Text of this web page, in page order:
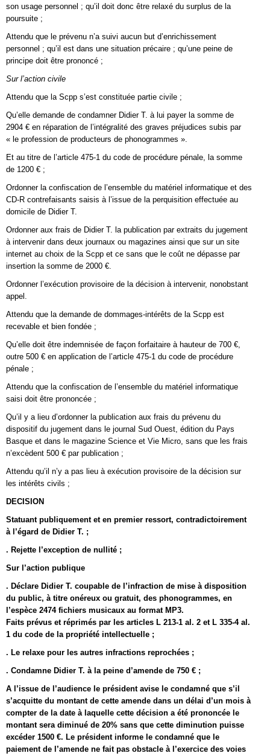
son usage personnel ; qu’il doit donc être relaxé du surplus de la
poursuite ;
Attendu que le prévenu n’a suivi aucun but d’enrichissement
personnel ; qu’il est dans une situation précaire ; qu’une peine de
principe doit être prononcé ;
Sur l’action civile
Attendu que la Scpp s’est constituée partie civile ;
Qu’elle demande de condamner Didier T. à lui payer la somme de
2904 € en réparation de l’intégralité des graves préjudices subis par
« le profession de producteurs de phonogrammes ».
Et au titre de l’article 475-1 du code de procédure pénale, la somme
de 1200 € ;
Ordonner la confiscation de l’ensemble du matériel informatique et des
CD-R contrefaisants saisis à l’issue de la perquisition effectuée au
domicile de Didier T.
Ordonner aux frais de Didier T. la publication par extraits du jugement
à intervenir dans deux journaux ou magazines ainsi que sur un site
internet au choix de la Scpp et ce sans que le coût ne dépasse par
insertion la somme de 2000 €.
Ordonner l’exécution provisoire de la décision à intervenir, nonobstant
appel.
Attendu que la demande de dommages-intérêts de la Scpp est
recevable et bien fondée ;
Qu’elle doit être indemnisée de façon forfaitaire à hauteur de 700 €,
outre 500 € en application de l’article 475-1 du code de procédure
pénale ;
Attendu que la confiscation de l’ensemble du matériel informatique
saisi doit être prononcée ;
Qu’il y a lieu d’ordonner la publication aux frais du prévenu du
dispositif du jugement dans le journal Sud Ouest, édition du Pays
Basque et dans le magazine Science et Vie Micro, sans que les frais
n’excèdent 500 € par publication ;
Attendu qu’il n’y a pas lieu à exécution provisoire de la décision sur
les intérêts civils ;
DECISION
Statuant publiquement et en premier ressort, contradictoirement
à l’égard de Didier T. ;
. Rejette l’exception de nullité ;
Sur l’action publique
. Déclare Didier T. coupable de l’infraction de mise à disposition
du public, à titre onéreux ou gratuit, des phonogrammes, en
l’espèce 2474 fichiers musicaux au format MP3.
Faits prévus et réprimés par les articles L 213-1 al. 2 et L 335-4 al.
1 du code de la propriété intellectuelle ;
. Le relaxe pour les autres infractions reprochées ;
. Condamne Didier T. à la peine d’amende de 750 € ;
A l’issue de l’audience le président avise le condamné que s’il
s’acquitte du montant de cette amende dans un délai d’un mois à
compter de la date à laquelle cette décision a été prononcée le
montant sera diminué de 20% sans que cette diminution puisse
excéder 1500 €. Le président informe le condamné que le
paiement de l’amende ne fait pas obstacle à l’exercice des voies